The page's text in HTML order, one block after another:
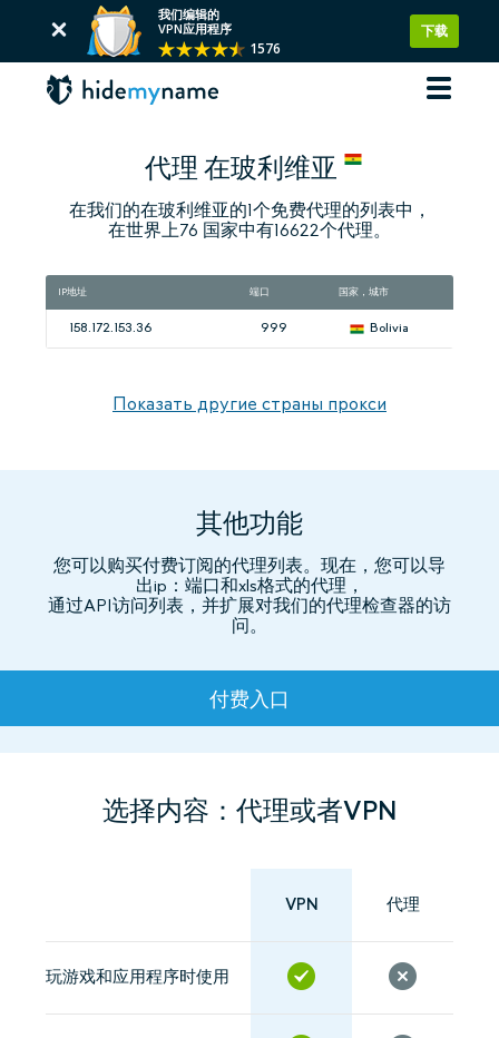
我们编辑的
VPN应用程序
1576
下载
代理 在玻利维亚
在我们的在玻利维亚的1个免费代理的列表中，
在世界上76 国家中有16622个代理。
IP地址 端口 国家，城市
158.172.153.36 999 Bolivia
Показать другие страны прокси
其他功能
您可以购买付费订阅的代理列表。现在，您可以导
出ip：端口和xls格式的代理，
通过API访问列表，并扩展对我们的代理检查器的访
问。
资费
选择内容：代理或者VPN
VPN 代理
玩游戏和应用程序时使用
付费入口